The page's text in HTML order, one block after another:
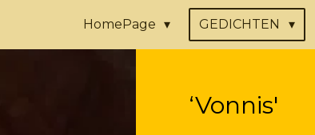
HomePage GEDICHTEN
‘Vonnis'